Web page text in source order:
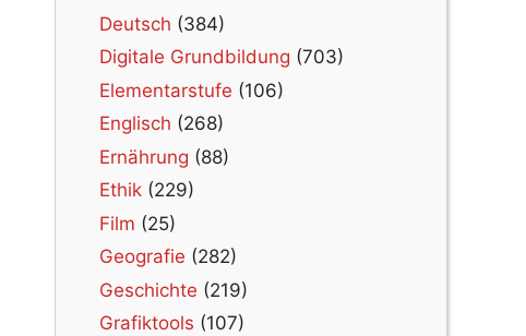
Deutsch (384)
Digitale Grundbildung (703)
Elementarstufe (106)
Englisch (268)
Ernährung (88)
Ethik (229)
Film (25)
Geografie (282)
Geschichte (219)
Grafiktools (107)